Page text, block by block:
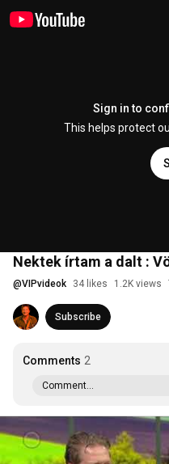
Sign in to
This helps protect
Nektek írtam a dalt :
@VIPvideok 34 likes 1.2K views
Subscribe
Comments 2
Comment...